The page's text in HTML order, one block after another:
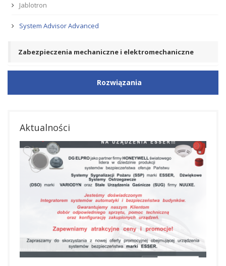
Jablotron
System Advisor Advanced
Zabezpieczenia mechaniczne i elektromechaniczne
Rozwiązania
Aktualności